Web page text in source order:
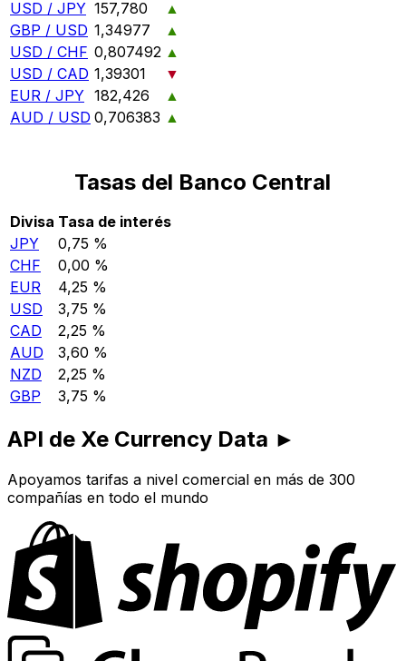
USD / JPY 157,780
▲
GBP / USD 1,34977
▲
USD / CHF 0,807492 ▲
USD / CAD 1,39301
▼
EUR / JPY 182,426
▲
AUD / USD 0,706383 ▲
Tasas del Banco Central
Divisa Tasa de interés
JPY
0,75 %
CHF
0,00 %
EUR
4,25 %
USD
3,75 %
CAD
2,25 %
AUD
3,60 %
NZD
2,25 %
GBP
3,75 %
API de Xe Currency Data ►
Apoyamos tarifas a nivel comercial en más de 300
compañías en todo el mundo